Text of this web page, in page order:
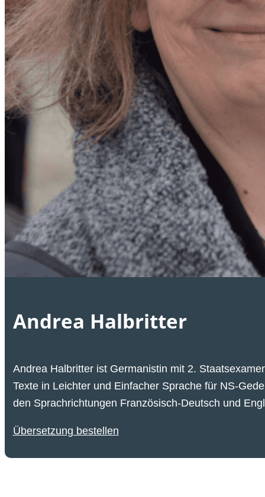
Andrea Halbritter
Andrea Halbritter ist Germanistin mit 2.
Texte in Leichter und Einfacher Sprache für NS-
den Sprachrichtungen Französisch-Deutsch und
Übersetzung bestellen